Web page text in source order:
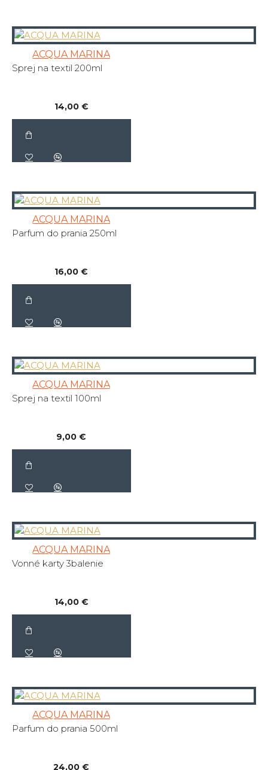
ACQUA MARINA
Sprej na textil 200ml
14,00 €
ACQUA MARINA
Parfum do prania 250ml
16,00 €
ACQUA MARINA
Sprej na textil 100ml
9,00 €
ACQUA MARINA
Vonné karty 3balenie
14,00 €
ACQUA MARINA
Parfum do prania 500ml
24,00 €